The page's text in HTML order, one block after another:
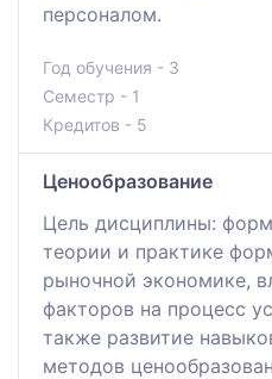
персоналом.
Год обучения - 3
Семестр - 1
Кредитов - 5
Ценообразование
Цель дисциплины:
теории и практике
рыночной экономике,
факторов на процесс
также развитие
методов